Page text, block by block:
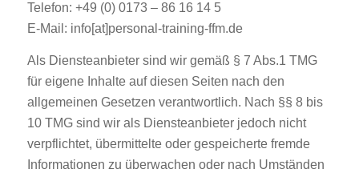
Telefon: +49 (0) 0173 – 86 16 14 5
E-Mail: info[at]personal-training-ffm.de
Als Diensteanbieter sind wir gemäß § 7 Abs.1 TMG
für eigene Inhalte auf diesen Seiten nach den
allgemeinen Gesetzen verantwortlich. Nach §§ 8 bis
10 TMG sind wir als Diensteanbieter jedoch nicht
verpflichtet, übermittelte oder gespeicherte fremde
Informationen zu überwachen oder nach Umständen